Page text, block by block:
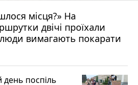
місця?» На
двічі проїхали
вимагають покарати
поспіль